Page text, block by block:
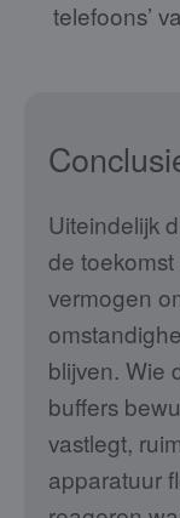
telefoons’
Uiteindelijk
de
vermogen
blijven. Wie
buffers
vastlegt,
apparatuur